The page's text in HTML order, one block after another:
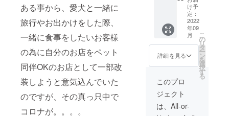
ある事から、愛犬と一緒に
旅行やお出かけをした際、
一緒に食事をしたいお客様
の為に自分のお店をペット
同伴OKのお店として一部改
装しようと意気込んでいた
のですが、その真っ只中で
コロナが。。。。
米発酵
調味料
／ソル
ビトー
ル、
調味
ミノ酸
等）、
着色料
（カラ
メル、
料：い
か（国
産）、
うるち
米（北
海道
産）、
道
醤油、
砂糖、
米発酵
イ
カの中
にご飯
を詰
め、甘
辛いタ
レで旨
りと染
み込ま
せ、
ふっく
らやら
メール
道
南の郷
土料理
の代表
とも言
われる
『いか
めし』
は、函
館本線
森駅の
駅弁と
して全
け予
定：
2022
年09
月
詳細を見る
こ
の
リ
タ
ー
ン
を
選
択
す
る
このプロ
ジェクト
は、All-or-